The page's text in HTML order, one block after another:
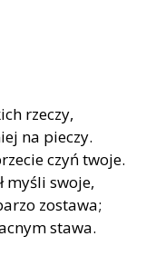
rzeczy,
na pieczy.
czyń twoje.
myśli swoje,
zostawa;
stawa.